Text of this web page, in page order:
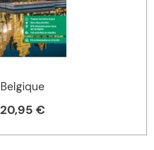
Belgique
20,95 €